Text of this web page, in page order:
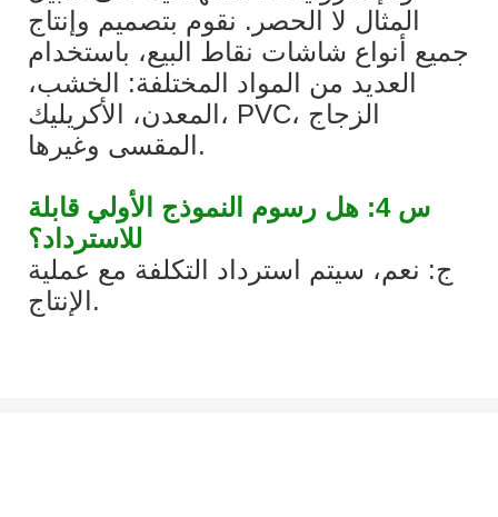
المثال لا الحصر. نقوم بتصميم وإنتاج
جميع أنواع شاشات نقاط البيع، باستخدام
العديد من المواد المختلفة: الخشب،
المعدن، الأكريليك، PVC، الزجاج
المقسى وغيرها.
س 4: هل رسوم النموذج الأولي قابلة
للاسترداد؟
ج: نعم، سيتم استرداد التكلفة مع عملية
الإنتاج.